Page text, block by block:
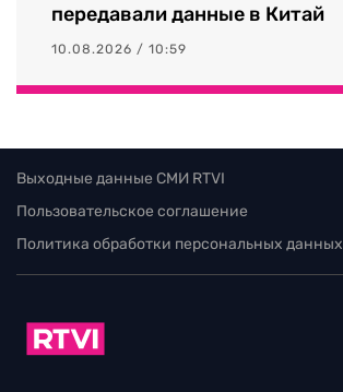
передавали данные в Китай
10.08.2026 / 10:59
Выходные данные СМИ RTVI
Пользовательское соглашение
Политика обработки персональных данных